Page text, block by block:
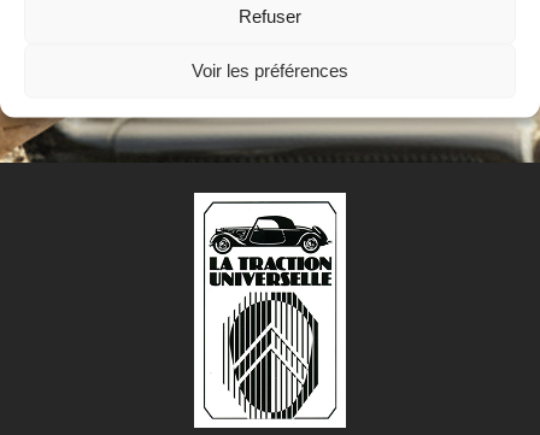
Refuser
Voir les préférences
1947/1955
La 15/6 H –
1954/1956
Adhérer en ligne